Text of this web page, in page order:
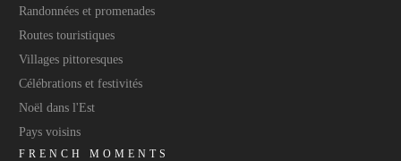
Randonnées et promenades
Routes touristiques
Villages pittoresques
Célébrations et festivités
Noël dans l'Est
Pays voisins
FRENCH MOMENTS